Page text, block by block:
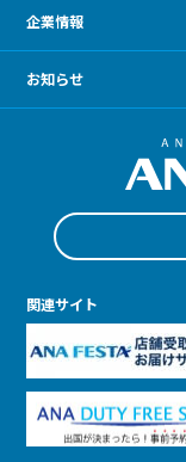
企業情報
お知らせ
関連サイト